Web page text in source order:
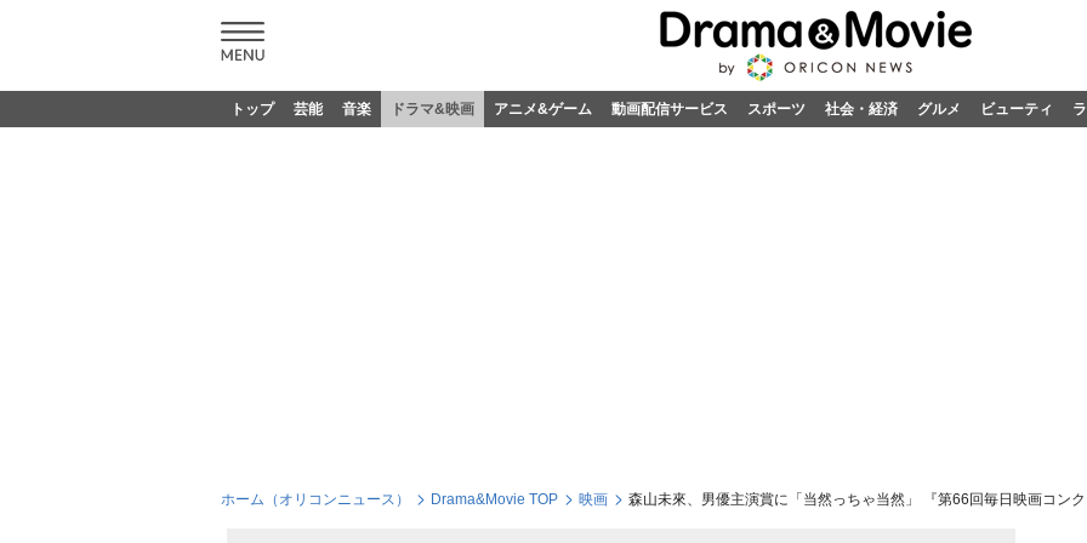
トップ 芸能 音楽 ドラマ&映画 アニメ&ゲーム 動画配信サービス スポーツ 社会・経済 グルメ ビューティ
ホーム（オリコンニュース） Drama&Movie TOP 映画 森山未來、男優主演賞に「当然っちゃ当然」 『第66回毎日映画コンク